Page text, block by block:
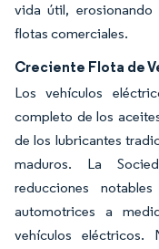
vida útil, erosionando
flotas comerciales.
Creciente Flota de
Los vehículos
completo de los
de los lubricantes
maduros. La
reducciones
automotrices a
vehículos eléctricos.